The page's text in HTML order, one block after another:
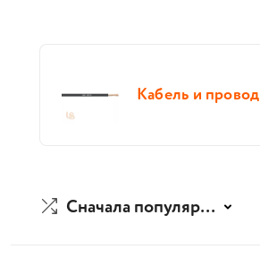
Кабель и провод
Сначала популярные